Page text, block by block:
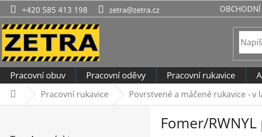
Přejít
na
obsah
+420 585 413 198 zetra@zetra.cz
Pracovní obuv Pracovní oděvy Pracovní rukavice
DomůPracovní rukavice Povrstvené a máčené rukavice -
Fomer/